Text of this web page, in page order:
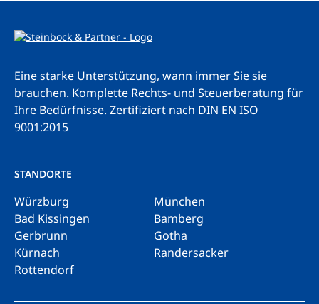
Eine starke Unterstützung, wann immer Sie sie
brauchen. Komplette Rechts- und Steuerberatung für
Ihre Bedürfnisse. Zertifiziert nach DIN EN ISO
9001:2015
STANDORTE
Würzburg
München
Bad Kissingen
Bamberg
Gerbrunn
Gotha
Kürnach
Randersacker
Rottendorf